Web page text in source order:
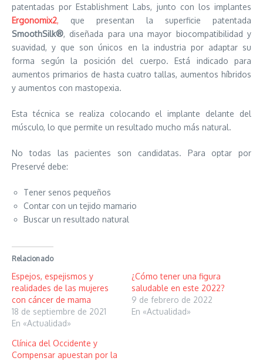
patentadas por Establishment Labs, junto con los implantes
Ergonomix2, que presentan la superficie patentada
SmoothSilk®, diseñada para una mayor biocompatibilidad y
suavidad, y que son únicos en la industria por adaptar su
forma según la posición del cuerpo. Está indicado para
aumentos primarios de hasta cuatro tallas, aumentos híbridos
y aumentos con mastopexia.
Esta técnica se realiza colocando el implante delante del
músculo, lo que permite un resultado mucho más natural.
No todas las pacientes son candidatas. Para optar por
Preservé debe:
Tener senos pequeños
Contar con un tejido mamario
Buscar un resultado natural
Relacionado
Espejos, espejismos y
realidades de las mujeres
con cáncer de mama
18 de septiembre de 2021
En «Actualidad»
¿Cómo tener una figura
saludable en este 2022?
9 de febrero de 2022
En «Actualidad»
Clínica del Occidente y
Compensar apuestan por la